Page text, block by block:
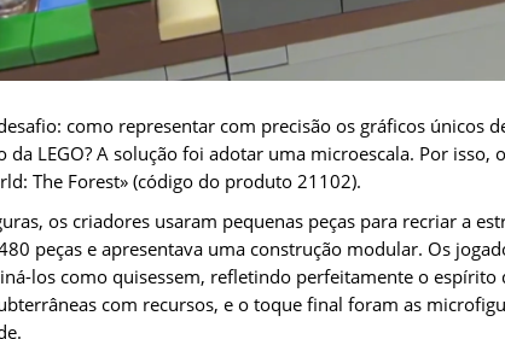
como representar com precisão os gráficos únicos
da LEGO? A solução foi adotar uma microescala. Por
The Forest» (código do produto 21102).
os criadores usaram pequenas peças para recriar a
peças e apresentava uma construção modular. Os
los como quisessem, refletindo perfeitamente o espírito
com recursos, e o toque final foram as